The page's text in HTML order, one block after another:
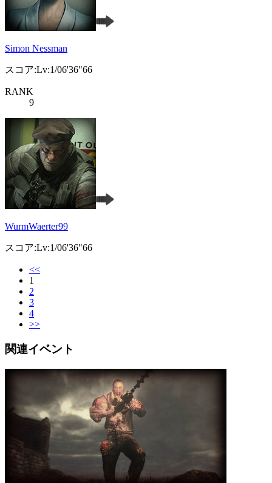
Simon Nessman
スコア:Lv:1/06'36"66
RANK
9
WurmWaerter99
スコア:Lv:1/06'36"66
<<
1
2
3
4
>>
関連イベント